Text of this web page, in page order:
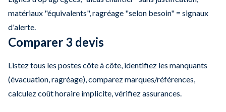
matériaux "équivalents", ragréage "selon besoin" = signaux
d'alerte.
Comparer 3 devis
Listez tous les postes côte à côte, identifiez les manquants
(évacuation, ragréage), comparez marques/références,
calculez coût horaire implicite, vérifiez assurances.